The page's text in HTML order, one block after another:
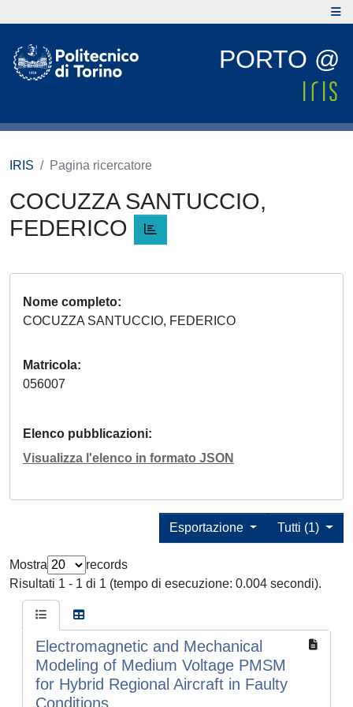
PORTO @
IRIS Pagina ricercatore
COCUZZA SANTUCCIO,
FEDERICO
Nome completo
COCUZZA SANTUCCIO, FEDERICO
Matricola
056007
Elenco pubblicazioni
Visualizza l'elenco in formato JSON
Tutti (1)
Esportazione
Mostra
records
Risultati 1 - 1 di 1 (tempo di esecuzione: 0.004 secondi).
Electromagnetic and Mechanical
Modeling of Medium Voltage PMSM
for Hybrid Regional Aircraft in Faulty
Conditions